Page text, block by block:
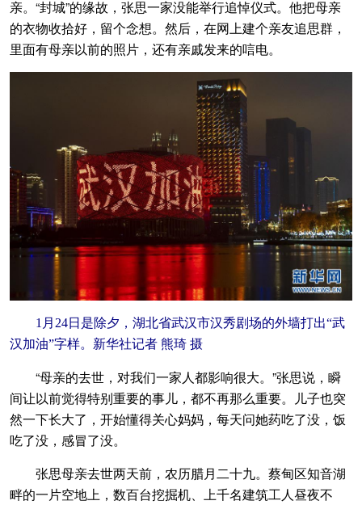
亲。“封城”的缘故，张思一家没能举行追悼仪式。他把母亲
的衣物收拾好，留个念想。然后，在网上建个亲友追思群，
里面有母亲以前的照片，还有亲戚发来的唁电。
1月24日是除夕，湖北省武汉市汉秀剧场的外墙打出“武
汉加油”字样。新华社记者 熊琦 摄
“母亲的去世，对我们一家人都影响很大。”张思说，瞬
间让以前觉得特别重要的事儿，都不再那么重要。儿子也突
然一下长大了，开始懂得关心妈妈，每天问她药吃了没，饭
吃了没，感冒了没。
张思母亲去世两天前，农历腊月二十九。蔡甸区知音湖
畔的一片空地上，数百台挖掘机、上千名建筑工人昼夜不